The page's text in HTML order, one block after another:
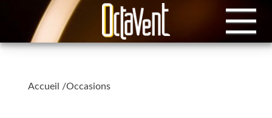
Accueil /Occasions